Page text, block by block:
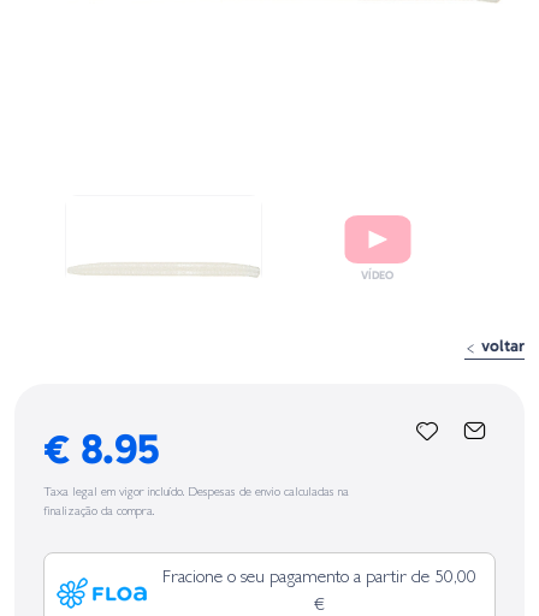
voltar
€ 8.95
Taxa legal em vigor incluído. Despesas de envio calculadas na
finalização da compra.
Fracione o seu pagamento a partir de 50,00
€